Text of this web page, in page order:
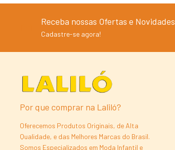
Receba nossas Ofertas e Novidades
Cadastre-se agora!
Por que comprar na Laliló?
Oferecemos Produtos Originais, de Alta
Qualidade, e das Melhores Marcas do Brasil.
Somos Especializados em Moda Infantil e